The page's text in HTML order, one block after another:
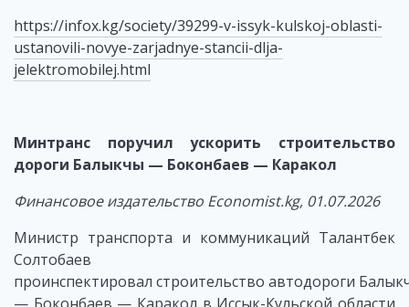
https://infox.kg/society/39299-v-issyk-kulskoj-oblasti-
ustanovili-novye-zarjadnye-stancii-dlja-
jelektromobilej.html
Минтранс поручил ускорить строительство
дороги Балыкчы — Боконбаев — Каракол
Финансовое издательство Economist.kg, 01.07.2026
Министр транспорта и коммуникаций Талантбек
Солтобаев
проинспектировал строительство автодороги